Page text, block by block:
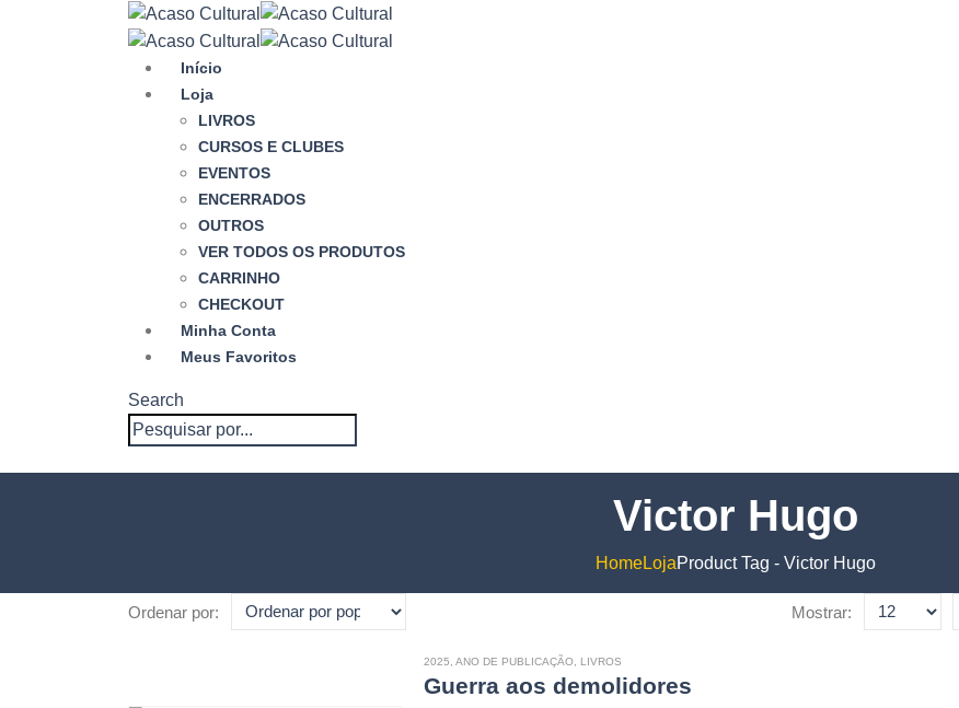
Início
Loja
LIVROS
CURSOS E CLUBES
EVENTOS
ENCERRADOS
OUTROS
VER TODOS OS PRODUTOS
CARRINHO
CHECKOUT
Minha Conta
Meus Favoritos
Search
Victor Hugo
HomeLojaProduct Tag - Victor Hugo
Ordenar por: Mostrar:
2025 ANO DE PUBLICAÇÃO LIVROS
Guerra aos demolidores